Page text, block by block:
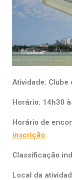
Atividade: Clube
Horário: 14h30
Horário de
inscrição.
Classificação
Local da